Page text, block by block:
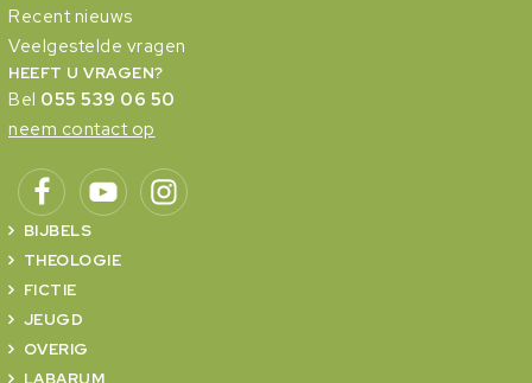
Recent nieuws
Veelgestelde vragen
HEEFT U VRAGEN?
Bel 055 539 06 50
neem contact op
BIJBELS
THEOLOGIE
FICTIE
JEUGD
OVERIG
LABARUM